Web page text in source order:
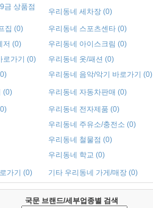
금 상품점
우리동네 세차장 (0)
집 (0)
우리동네 스포츠센타 (0)
저 (0)
우리동네 아이스크림 (0)
로가기 (0)
우리동네 옷/패션 (0)
우리동네 음악/악기 바로가기 (0)
(0)
우리동네 자동차판매 (0)
우리동네 전자제품 (0)
우리동네 주유소/충전소 (0)
우리동네 철물점 (0)
우리동네 학교 (0)
가기 (0) 기타 우리동네 가게/매장 (0)
국문 브랜드/세부업종별 검색